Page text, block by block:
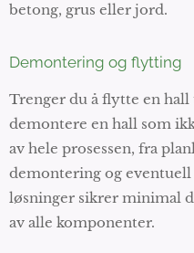
betong, grus eller jord.
Demontering og flytting
Trenger du å flytte en
demontere en hall som
av hele prosessen, fra
demontering og
løsninger sikrer minimal
av alle komponenter.